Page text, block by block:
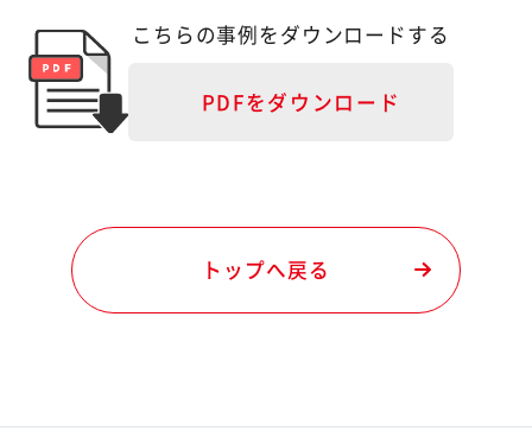
こちらの事例をダウンロードする
PDFをダウンロード
トップへ戻る